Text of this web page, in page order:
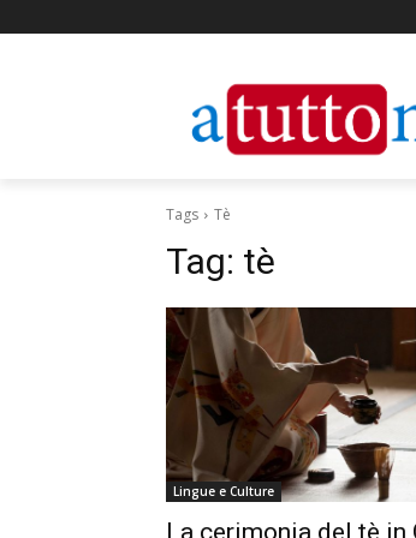
Tags Tè
Tag: tè
Lingue e Culture
La cerimonia del tè in